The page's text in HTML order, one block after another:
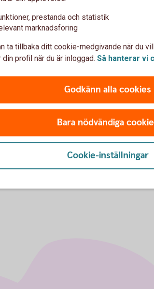
till blommorna" av Valérie Perrin. Jag
inte är som man tror. Det får man i den!
göra då?
du helst en ledig höstdag?
på svampjakt.
alla att besöka minst en gång?
Hällefors. Det är ett helt surrealistiskt
böcker, fin miljö, konst och gott fika. På
besöka Bredsjö Ostcafé och
på nätet innan ni åker.
prestanda och statistik
marknadsföring
ta tillbaka ditt cookie-medgivande när du
din profil när du är inloggad. Så hanterar vi
Godkänn alla cookies
Bara nödvändiga
Cookie-inställningar